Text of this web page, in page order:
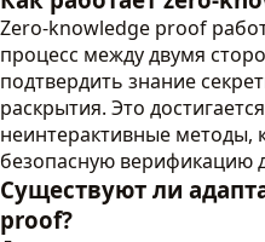
Zero-knowledge proof
процесс между двумя
подтвердить знание
раскрытия. Это
неинтерактивные методы,
безопасную верификацию
Существуют ли
proof?